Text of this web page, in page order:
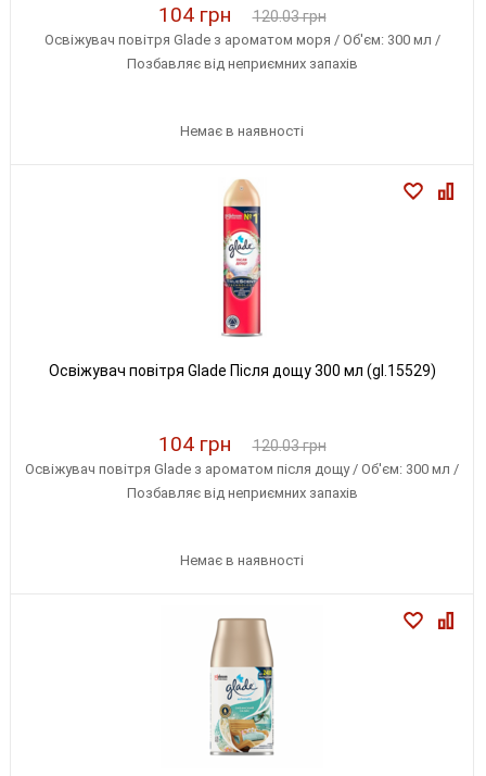
104 грн 120.03 грн
Освіжувач повітря Glade з ароматом моря / Об'єм: 300 мл /
Позбавляє від неприємних запахів
Немає в наявності
Освіжувач повітря Glade Після дощу 300 мл (gl.15529)
104 грн 120.03 грн
Освіжувач повітря Glade з ароматом після дощу / Об'єм: 300 мл /
Позбавляє від неприємних запахів
Немає в наявності